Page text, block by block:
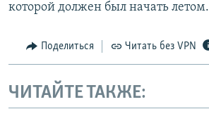
которой должен был начать летом.
Поделиться Читать без VPN
ЧИТАЙТЕ ТАКЖЕ: